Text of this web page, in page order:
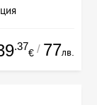
.37
€ / 77лв.